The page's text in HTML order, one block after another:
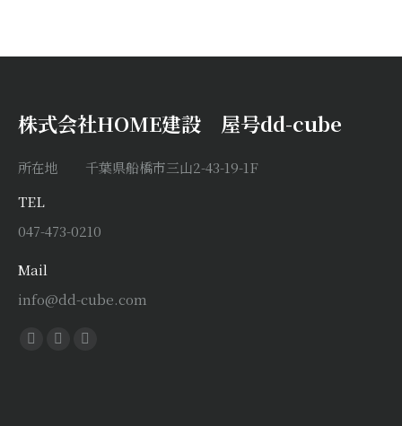
株式会社HOME建設 屋号dd-cube
所在地 千葉県船橋市三山2-43-19-1F
TEL
047-473-0210
Mail
info@dd-cube.com
Find us on:
Facebook
X
Instagram